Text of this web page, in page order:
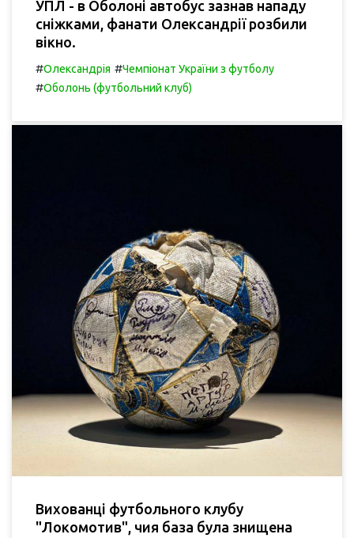
УПЛ - в Оболоні автобус зазнав нападу
сніжками, фанати Олександрії розбили
вікно.
#Олександрія #Чемпіонат України з футболу
#Оболонь (футбольний клуб)
Вихованці футбольного клубу
"Локомотив", чия база була знищена